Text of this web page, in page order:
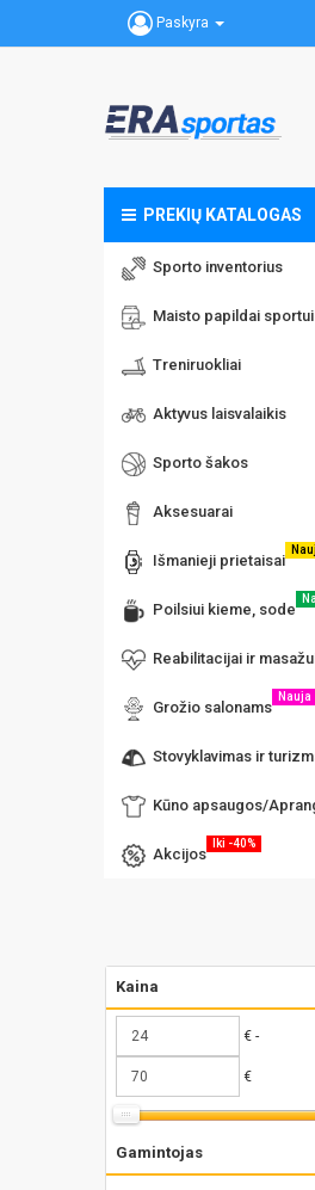
Paskyra
PREKIŲ KATALOGAS
Sporto inventorius
Maisto papildai sportui
Treniruokliai
Aktyvus laisvalaikis
Sporto šakos
Aksesuarai
Išmanieji prietaisai
Poilsiui kieme, sode
Reabilitacijai ir
Grožio salonams
Nauja
Stovyklavimas ir
Kūno apsaugos/
Akcijos
Iki -40%
Kaina
€ -
€
Gamintojas